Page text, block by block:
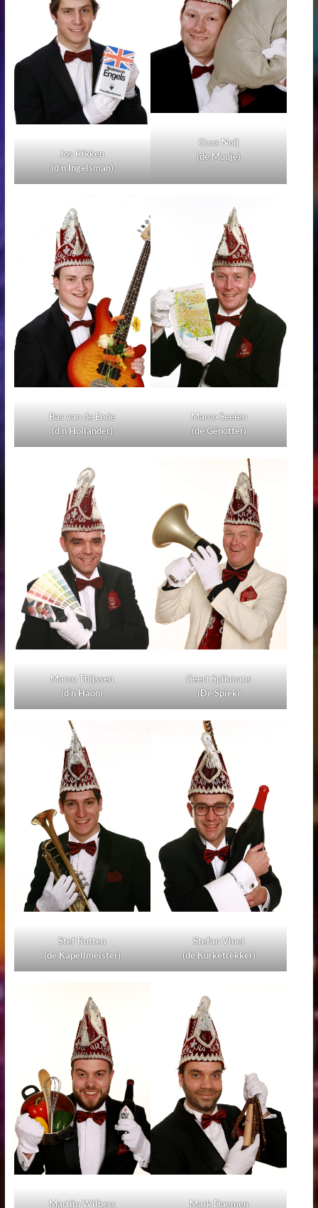
Jos Rikken
(d’n Ingelsman)
Guus Noij
(de Muuje)
Bas van de Ende
(d’n Hollander)
Marco Seelen
(de Génotter)
Marco Thijssen
(d’n Haon)
Geert Spikmans
(De Spiek)
Stef Rutten
(de Kapellmeister)
Stefan Vloet
(de Kurketrékker)
Martijn Wilbers Mark Daemen